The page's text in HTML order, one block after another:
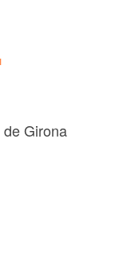
Girona